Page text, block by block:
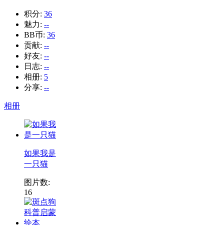
积分: 36
魅力: --
BB币: 36
贡献: --
好友: --
日志: --
相册: 5
分享: --
相册
如果我是
一只猫
图片数:
16